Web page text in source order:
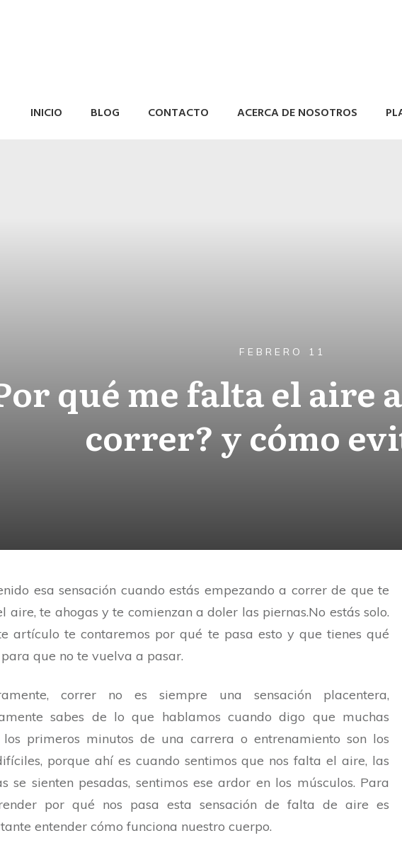
INICIO BLOG CONTACTO ACERCA DE NOSOTROS
FEBRERO 11
qué me falta el aire
correr? y cómo
esa sensación cuando estás empezando a correr de que te
aire, te ahogas y te comienzan a doler las piernas.No estás solo.
artículo te contaremos por qué te pasa esto y que tienes qué
que no te vuelva a pasar.
correr no es siempre una sensación placentera,
sabes de lo que hablamos cuando digo que muchas
los primeros minutos de una carrera o entrenamiento son los
porque ahí es cuando sentimos que nos falta el aire, las
se sienten pesadas, sentimos ese ardor en los músculos. Para
por qué nos pasa esta sensación de falta de aire es
entender cómo funciona nuestro cuerpo.